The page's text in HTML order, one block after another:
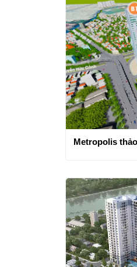
Metropolis